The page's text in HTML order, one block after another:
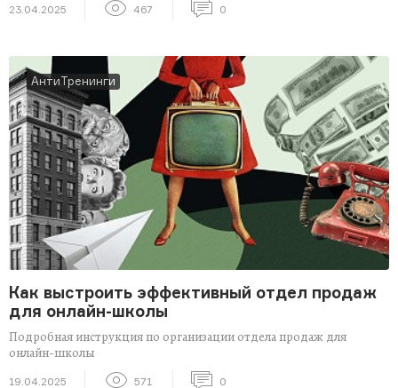
23.04.2025 467 0
АнтиТренинги
Как выстроить эффективный отдел продаж
для онлайн-школы
Подробная инструкция по организации отдела продаж для
онлайн-школы
19.04.2025 571 0